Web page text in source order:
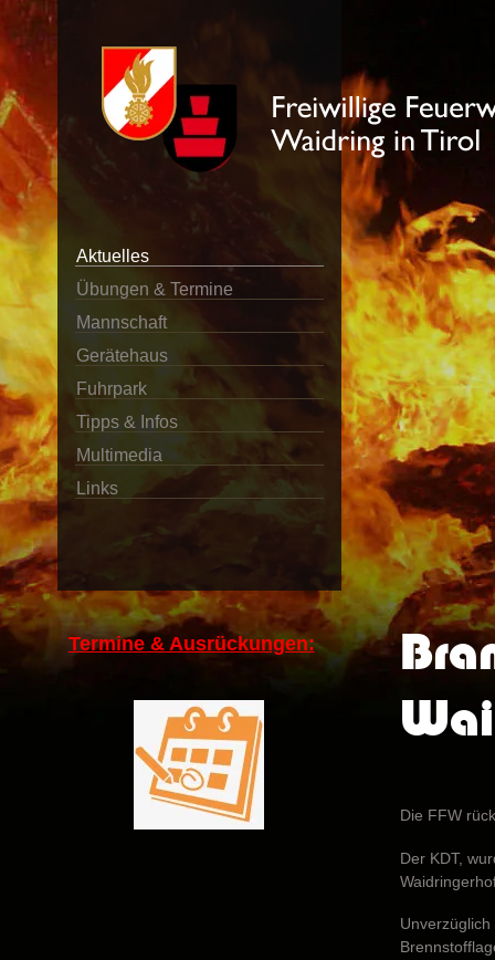
Aktuelles
Übungen & Termine
Mannschaft
Gerätehaus
Fuhrpark
Tipps & Infos
Multimedia
Links
Termine & Ausrückungen:
Die FFW
Der KDT,